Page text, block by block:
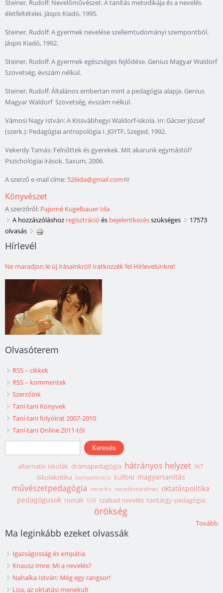
Steiner, Rudolf: Nevelőművészet. A tanítás metodikája és a nevelés
életfeltételei. Jáspis Kiadó, 1995.
Steiner, Rudolf: A gyermek nevelése szellemtudományi szempontból.
Jáspis Kiadó, 1992.
Steiner, Rudolf: A gyermek egészséges fejlődése. Genius Magyar Waldorf
Szövetség, évszám nélkül.
Steiner, Rudolf: Általános embertan mint a pedagógia alapja. Genius
Magyar Waldorf Szövetség, évszám nélkül.
Vámosi Nagy István: A Kissvábhegyi Waldorf-iskola. In: Gácser József
(szerk.): Pedagógiai antropológia I. JGYTF, Szeged, 1992.
Vekerdy Tamás: Felnőttek és gyerekek. Mit akarunk egymástól?
Pszichológiai írások. Saxum, 2006.
A szerző e-mail címe: 526ida@gmail.com(link sends e-mail)
Könyvészet
A szerzőről: Pajorné Kugelbauer Ida
A hozzászóláshoz regisztráció és bejelentkezésszükséges
17573
olvasás
Hírlevél
Ne maradjon le új írásainkról! Iratkozzék fel Hírlevelünkre!
Olvasóterem
RSS – cikkek
RSS – kommentek
Szerzőink
Taní-tani Könyvek
Taní-tani folyóirat 2007-2010
Taní-tani Online 2011-től
Keresés űrlap
Keresés
alternatív iskolák drámapedagógia hátrányos helyzet IKT
iskolakritika kompetencia külföld magyartanítás
művészetpedagógia nevelés neveléstörténet oktatáspolitika
pedagógusok romák SNI szabad nevelés tantárgy-pedagógia
örökség
Tovább
Ma leginkább ezeket olvassák
Igazságosság és empátia
Knausz Imre: Mi a nevelés?
Nahalka István: Még egy rangsor!
Liza, az oktatási menekült